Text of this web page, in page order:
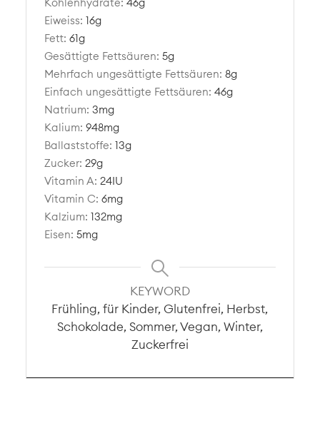
Eiweiss:16g
Fett:61g
Gesättigte Fettsäuren:5g
Mehrfach ungesättigte Fettsäuren:8g
Einfach ungesättigte Fettsäuren:46g
Natrium:3mg
Kalium:948mg
Ballaststoffe:13g
Zucker:29g
Vitamin A:24IU
Vitamin C:6mg
Kalzium:132mg
Eisen:5mg
KEYWORD
Frühling, für Kinder, Glutenfrei, Herbst,
Schokolade, Sommer, Vegan, Winter,
Zuckerfrei